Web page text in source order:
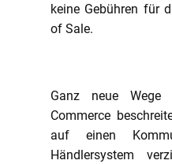
keine Gebühren für
of Sale.
Ganz neue
Commerce
auf einen
Händlersystem